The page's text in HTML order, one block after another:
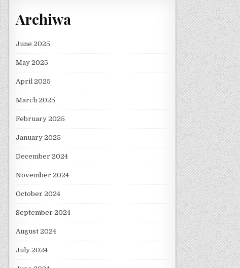
Archiwa
June 2025
May 2025
April 2025
March 2025
February 2025
January 2025
December 2024
November 2024
October 2024
September 2024
August 2024
July 2024